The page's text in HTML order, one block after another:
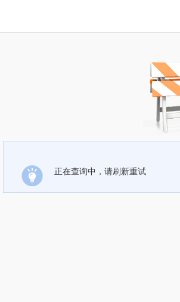
正在查询中，请刷新重试